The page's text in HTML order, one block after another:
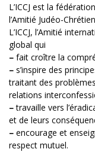
L’ICCJ est la
l’Amitié Judéo-
L’ICCJ, l’Amitié
global qui
– fait croître la
– s’inspire des
traitant des
relations
–travaille vers
et de leurs
– encourage et
respect mutuel.